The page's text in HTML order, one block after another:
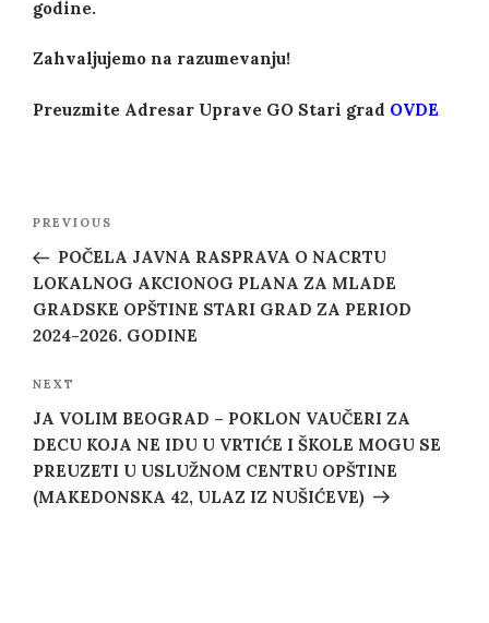
godine.
Zahvaljujemo na razumevanju!
Preuzmite Adresar Uprave GO Stari grad OVDE
Post
navigation
Previous
Post
PREVIOUS
POČELA JAVNA RASPRAVA O NACRTU
LOKALNOG AKCIONOG PLANA ZA MLADE
GRADSKE OPŠTINE STARI GRAD ZA PERIOD
2024-2026. GODINE
Next
Post
NEXT
JA VOLIM BEOGRAD – POKLON VAUČERI ZA
DECU KOJA NE IDU U VRTIĆE I ŠKOLE MOGU SE
PREUZETI U USLUŽNOM CENTRU OPŠTINE
(MAKEDONSKA 42, ULAZ IZ NUŠIĆEVE)